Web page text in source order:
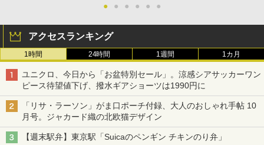
● ● ● ● ● ●
アクセスランキング
1時間 24時間 1週間 1カ月
ユニクロ、今日から「お盆特別セール」。涼感シアサッカーワン
ピース待望値下げ、撥水ギアショーツは1990円に
「リサ・ラーソン」がま口ポーチ付録、大人のおしゃれ手帖 10
月号。ジャカード織の北欧猫デザイン
【週末駅弁】東京駅「Suicaのペンギン チキンのり弁」